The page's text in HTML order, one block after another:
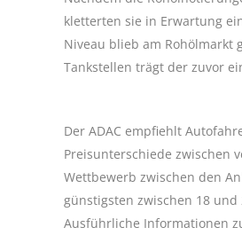
kletterten sie in Erwartung
Niveau blieb am Rohölmarkt
Tankstellen trägt der zuvor
Der ADAC empfiehlt
Preisunterschiede zwischen
Wettbewerb zwischen den
günstigsten zwischen 18
Ausführliche Informationen